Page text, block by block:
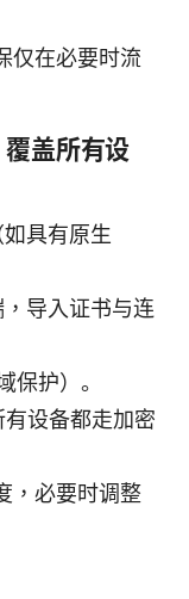
仅在必要时流
盖所有设
具有原生
导入证书与连
护）。
设备都走加密
，必要时调整